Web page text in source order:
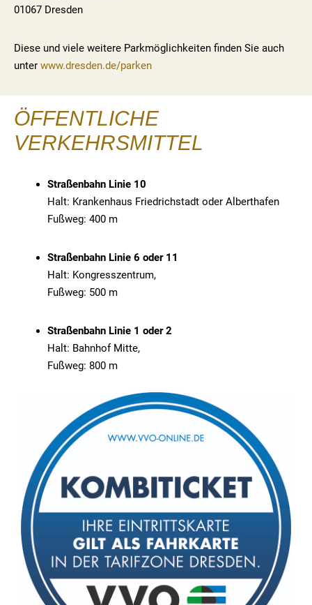
01067 Dresden
Diese und viele weitere Parkmöglichkeiten finden Sie auch
unter www.dresden.de/parken
ÖFFENTLICHE
VERKEHRSMITTEL
Straßenbahn Linie 10
Halt: Krankenhaus Friedrichstadt oder Alberthafen
Fußweg: 400 m
Straßenbahn Linie 6 oder 11
Halt: Kongresszentrum,
Fußweg: 500 m
Straßenbahn Linie 1 oder 2
Halt: Bahnhof Mitte,
Fußweg: 800 m